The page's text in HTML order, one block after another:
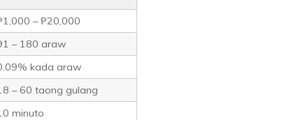
– ₱20,000
– 180 araw
kada araw
– 60 taong gulang
minuto